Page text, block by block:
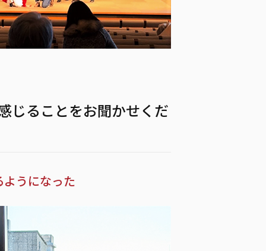
じることをお聞かせくだ
うになった